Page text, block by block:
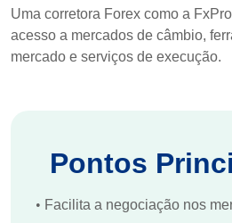
Uma corretora Forex como a
acesso a mercados de câmbio,
mercado e serviços de execução.
Pontos
• Facilita a negociação nos